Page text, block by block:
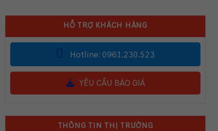
HỖ TRỢ KHÁCH HÀNG
Hotline: 0961.230.523
YÊU CẦU BÁO GIÁ
THÔNG TIN THỊ TRƯỜNG